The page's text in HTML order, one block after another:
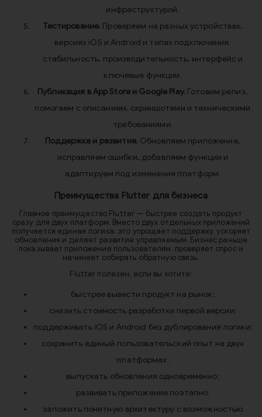
инфраструктурой.
Тестирование. Проверяем на разных устройствах,
версиях iOS и Android и типах подключения:
стабильность, производительность, интерфейс и
ключевые функции.
Публикация в App Store и Google Play. Готовим релиз,
помогаем с описанием, скриншотами и техническими
требованиями.
Поддержка и развитие. Обновляем приложение,
исправляем ошибки, добавляем функции и
адаптируем под изменения платформ.
Преимущества Flutter для бизнеса
Главное преимущество Flutter — быстрее создать продукт
сразу для двух платформ. Вместо двух отдельных приложений
получается единая логика: это упрощает поддержку, ускоряет
обновления и делает развитие управляемым. Бизнес раньше
показывает приложение пользователям, проверяет спрос и
начинает собирать обратную связь.
Flutter полезен, если вы хотите:
быстрее вывести продукт на рынок;
снизить стоимость разработки первой версии;
поддерживать iOS и Android без дублирования логики;
сохранить единый пользовательский опыт на двух
платформах;
выпускать обновления одновременно;
развивать приложение поэтапно;
заложить понятную архитектуру с возможностью